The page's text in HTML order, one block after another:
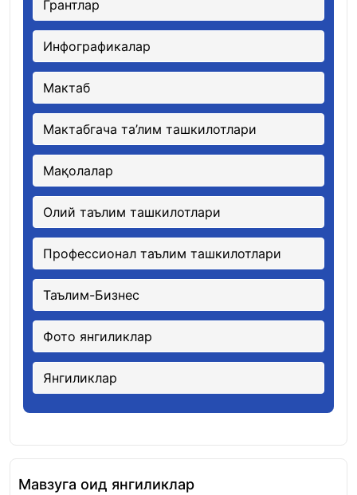
Грантлар
Инфографикалар
Мактаб
Мактабгача та’лим ташкилотлари
Мақолалар
Олий таълим ташкилотлари
Профессионал таълим ташкилотлари
Таълим-Бизнес
Фото янгиликлар
Янгиликлар
Мавзуга оид янгиликлар